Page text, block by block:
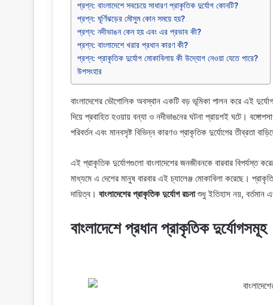
প্রশ্ন: বাংলাদেশে সবচেয়ে সাধারণ প্রাকৃতিক দুর্যোগ কোনটি?
প্রশ্ন: ঘূর্ণিঝড়ের মৌসুম কোন সময়ে হয়?
প্রশ্ন: নদীভাঙন কেন হয় এবং এর প্রভাব কী?
প্রশ্ন: বাংলাদেশে খরার প্রধান কারণ কী?
প্রশ্ন: প্রাকৃতিক দুর্যোগ মোকাবিলায় কী উদ্যোগ নেওয়া যেতে পারে?
উপসংহার
বাংলাদেশের ভৌগোলিক অবস্থান একটি বড় ভূমিকা পালন করে এই
দিয়ে প্রবাহিত হওয়ায় বন্যা ও নদীভাঙনের ঘটনা প্রায়শই ঘটে।
পরিবর্তন এবং মানবসৃষ্ট বিভিন্ন কারণও প্রাকৃতিক দুর্যোগের তীব্রতা
এই প্রাকৃতিক দুর্যোগগুলো বাংলাদেশের জনজীবনকে বারবার বিপর্যস্ত
মাধ্যমে এ দেশের মানুষ বারবার এই চ্যালেঞ্জ মোকাবিলা করেছে।
দায়িত্ব। বাংলাদেশের প্রাকৃতিক দুর্যোগ রচনাশুধু ইতিহাস নয়, বর্তমান
বাংলাদেশে প্রধান প্রাকৃতিক দুর্যোগসমূহ